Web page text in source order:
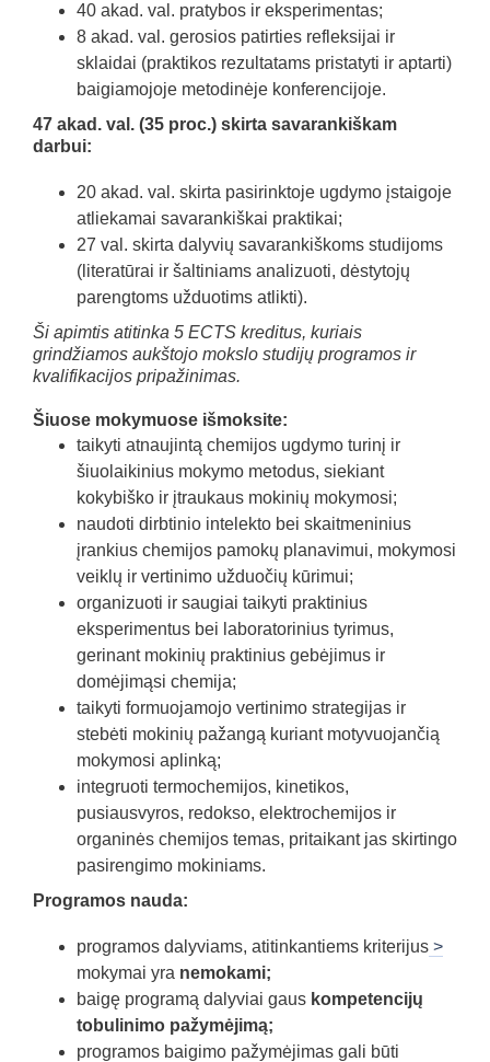
40 akad. val. pratybos ir eksperimentas;
8 akad. val. gerosios patirties refleksijai ir
sklaidai (praktikos rezultatams pristatyti ir aptarti)
baigiamojoje metodinėje konferencijoje.
47 akad. val. (35 proc.) skirta savarankiškam
darbui:
20 akad. val. skirta pasirinktoje ugdymo įstaigoje
atliekamai savarankiškai praktikai;
27 val. skirta dalyvių savarankiškoms studijoms
(literatūrai ir šaltiniams analizuoti, dėstytojų
parengtoms užduotims atlikti).
Ši apimtis atitinka 5 ECTS kreditus, kuriais
grindžiamos aukštojo mokslo studijų programos ir
kvalifikacijos pripažinimas.
Šiuose mokymuose išmoksite:
taikyti atnaujintą chemijos ugdymo turinį ir
šiuolaikinius mokymo metodus, siekiant
kokybiško ir įtraukaus mokinių mokymosi;
naudoti dirbtinio intelekto bei skaitmeninius
įrankius chemijos pamokų planavimui, mokymosi
veiklų ir vertinimo užduočių kūrimui;
organizuoti ir saugiai taikyti praktinius
eksperimentus bei laboratorinius tyrimus,
gerinant mokinių praktinius gebėjimus ir
domėjimąsi chemija;
taikyti formuojamojo vertinimo strategijas ir
stebėti mokinių pažangą kuriant motyvuojančią
mokymosi aplinką;
integruoti termochemijos, kinetikos,
pusiausvyros, redokso, elektrochemijos ir
organinės chemijos temas, pritaikant jas skirtingo
pasirengimo mokiniams.
Programos nauda:
programos dalyviams, atitinkantiems kriterijus >
mokymai yra nemokami;
baigę programą dalyviai gaus kompetencijų
tobulinimo pažymėjimą;
programos baigimo pažymėjimas gali būti